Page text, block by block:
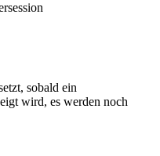
sobald ein
wird, es werden noch